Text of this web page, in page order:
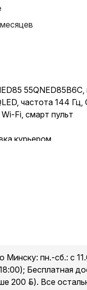
частота 144 Гц,
Fi, смарт пульт
курьером.
центр «S-
Молл», 2 этаж
товаров в
заказа.
Минску: пн.-сб.: с
Бесплатная
руб.). Все